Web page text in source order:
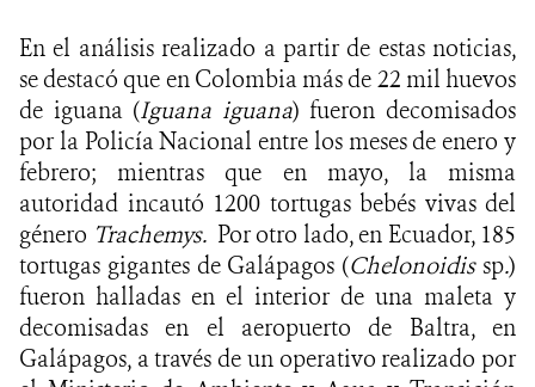
En el análisis realizado a partir de estas noticias,
se destacó que en Colombia más de 22 mil huevos
de iguana (Iguana iguana) fueron decomisados
por la Policía Nacional entre los meses de enero y
febrero; mientras que en mayo, la misma
autoridad incautó 1200 tortugas bebés vivas del
género Trachemys.Por otro lado, en Ecuador, 185
tortugas gigantes de Galápagos (Chelonoidissp.)
fueron halladas en el interior de una maleta y
decomisadas en el aeropuerto de Baltra, en
Galápagos, a través de un operativo realizado por